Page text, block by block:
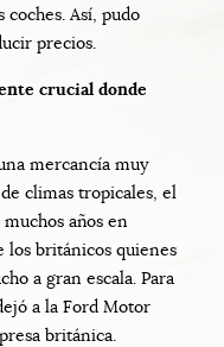
coches. Así, pudo
precios.
crucial donde
mercancía muy
climas tropicales, el
años en
los británicos quienes
a gran escala. Para
a la Ford Motor
británica.